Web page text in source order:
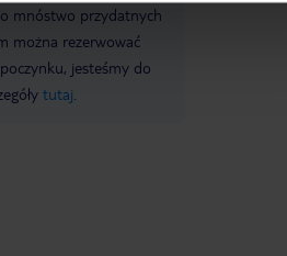
mnóstwo przydatnych
można rezerwować
jesteśmy do
tutaj